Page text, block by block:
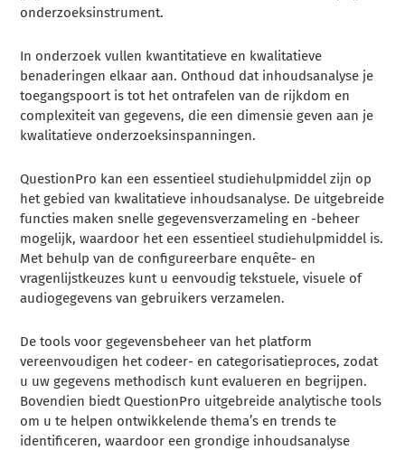
onderzoeksinstrument.
In onderzoek vullen kwantitatieve en kwalitatieve
benaderingen elkaar aan. Onthoud dat inhoudsanalyse je
toegangspoort is tot het ontrafelen van de rijkdom en
complexiteit van gegevens, die een dimensie geven aan je
kwalitatieve onderzoeksinspanningen.
QuestionPro kan een essentieel studiehulpmiddel zijn op
het gebied van kwalitatieve inhoudsanalyse. De uitgebreide
functies maken snelle gegevensverzameling en -beheer
mogelijk, waardoor het een essentieel studiehulpmiddel is.
Met behulp van de configureerbare enquête- en
vragenlijstkeuzes kunt u eenvoudig tekstuele, visuele of
audiogegevens van gebruikers verzamelen.
De tools voor gegevensbeheer van het platform
vereenvoudigen het codeer- en categorisatieproces, zodat
u uw gegevens methodisch kunt evalueren en begrijpen.
Bovendien biedt QuestionPro uitgebreide analytische tools
om u te helpen ontwikkelende thema’s en trends te
identificeren, waardoor een grondige inhoudsanalyse